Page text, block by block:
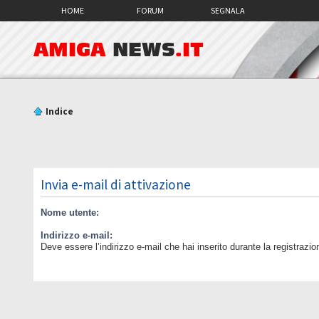
HOME FORUM SEGNALA
AMIGA NEWS.IT
Indice
Invia e-mail di attivazione
Nome utente:
Indirizzo e-mail:
Deve essere l’indirizzo e-mail che hai inserito durante la